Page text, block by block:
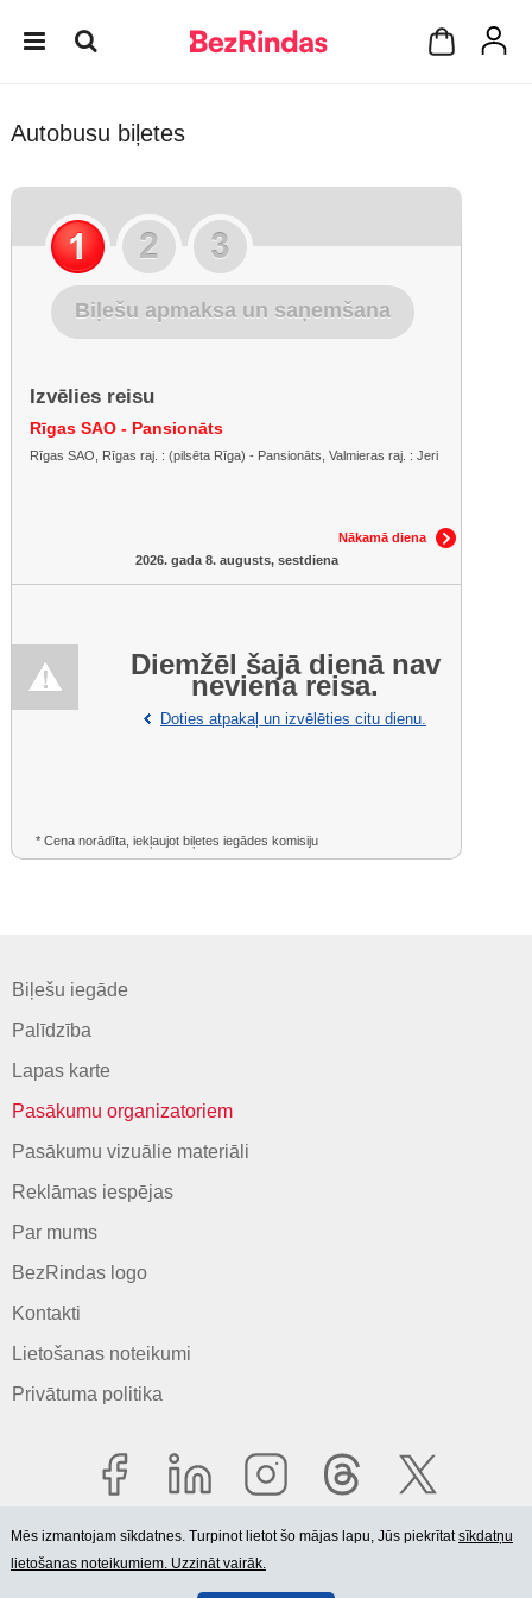
Autobusu biļetes
Biļešu apmaksa un saņemšana
Izvēlies reisu
Rīgas SAO - Pansionāts
Rīgas SAO, Rīgas raj. : (pilsēta Rīga) - Pansionāts, Valmieras raj. : Jeri
Nākamā diena
2026. gada 8. augusts, sestdiena
Diemžēl šajā dienā nav
neviena reisa.
Doties atpakaļ un izvēlēties citu dienu.
* Cena norādīta, iekļaujot biļetes iegādes komisiju
Biļešu iegāde
Palīdzība
Lapas karte
Pasākumu organizatoriem
Pasākumu vizuālie materiāli
Reklāmas iespējas
Par mums
BezRindas logo
Kontakti
Lietošanas noteikumi
Privātuma politika
© 2006-2026 SIA "BEZRINDAS.LV".
Mēs izmantojam sīkdatnes. Turpinot lietot šo mājas lapu, Jūs piekrītatsīkdatņu
lietošanas noteikumiem. Uzzināt vairāk.